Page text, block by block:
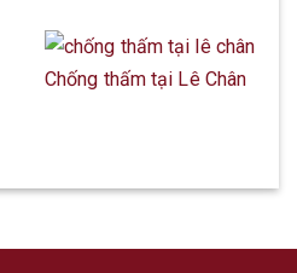
Chống thấm tại Lê Chân